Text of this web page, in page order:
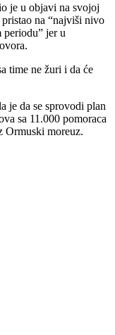
je u objavi na svojoj
na “najviši nivo
periodu” jer u
time ne žuri i da će
je da se sprovodi plan
sa 11.000 pomoraca
Ormuski moreuz.